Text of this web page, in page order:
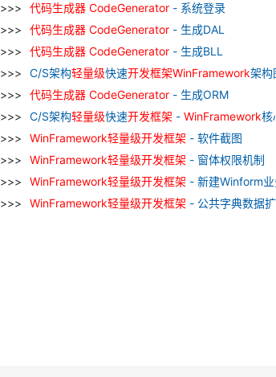
代码生成器 CodeGenerator - 系统登录
代码生成器 CodeGenerator - 生成DAL
代码生成器 CodeGenerator - 生成BLL
C/S架构轻量级快速开发框架WinFramework架构
代码生成器 CodeGenerator - 生成ORM
C/S架构轻量级快速开发框架 - WinFramework核
WinFramework轻量级开发框架 - 软件截图
WinFramework轻量级开发框架 - 窗体权限机制
WinFramework轻量级开发框架 - 新建Winform
WinFramework轻量级开发框架 - 公共字典数据